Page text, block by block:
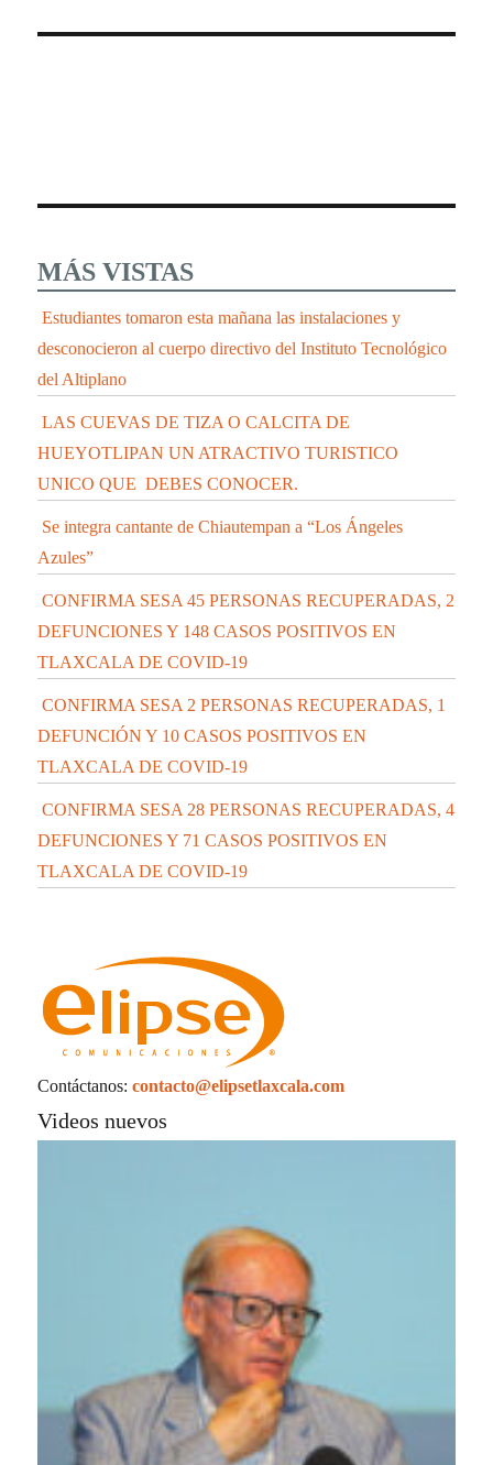
MÁS VISTAS
Estudiantes tomaron esta mañana las instalaciones y
desconocieron al cuerpo directivo del Instituto Tecnológico
del Altiplano
LAS CUEVAS DE TIZA O CALCITA DE
HUEYOTLIPAN UN ATRACTIVO TURISTICO
UNICO QUE DEBES CONOCER.
Se integra cantante de Chiautempan a “Los Ángeles
Azules”
CONFIRMA SESA 45 PERSONAS RECUPERADAS, 2
DEFUNCIONES Y 148 CASOS POSITIVOS EN
TLAXCALA DE COVID-19
CONFIRMA SESA 2 PERSONAS RECUPERADAS, 1
DEFUNCIÓN Y 10 CASOS POSITIVOS EN
TLAXCALA DE COVID-19
CONFIRMA SESA 28 PERSONAS RECUPERADAS, 4
DEFUNCIONES Y 71 CASOS POSITIVOS EN
TLAXCALA DE COVID-19
Contáctanos: contacto@elipsetlaxcala.com
Videos nuevos